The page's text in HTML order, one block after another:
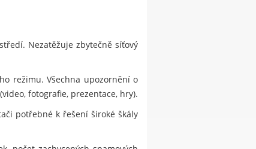
Nezatěžuje zbytečně síťový
režimu. Všechna upozornění o
fotografie, prezentace, hry).
potřebné k řešení široké škály